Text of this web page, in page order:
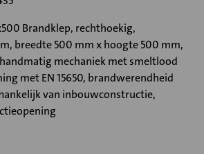
Brandklep, rechthoekig,
breedte 500 mm x hoogte 500 mm,
mechaniek met smeltlood
met EN 15650, brandwerendheid
van inbouwconstructie,